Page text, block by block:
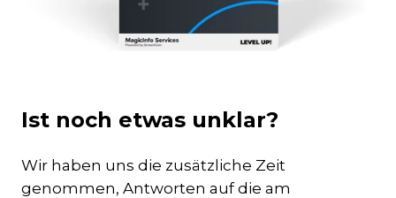
Ist noch etwas unklar?
Wir haben uns die zusätzliche Zeit
genommen, Antworten auf die am